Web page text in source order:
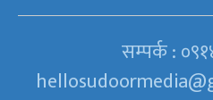
सम्पर्क :